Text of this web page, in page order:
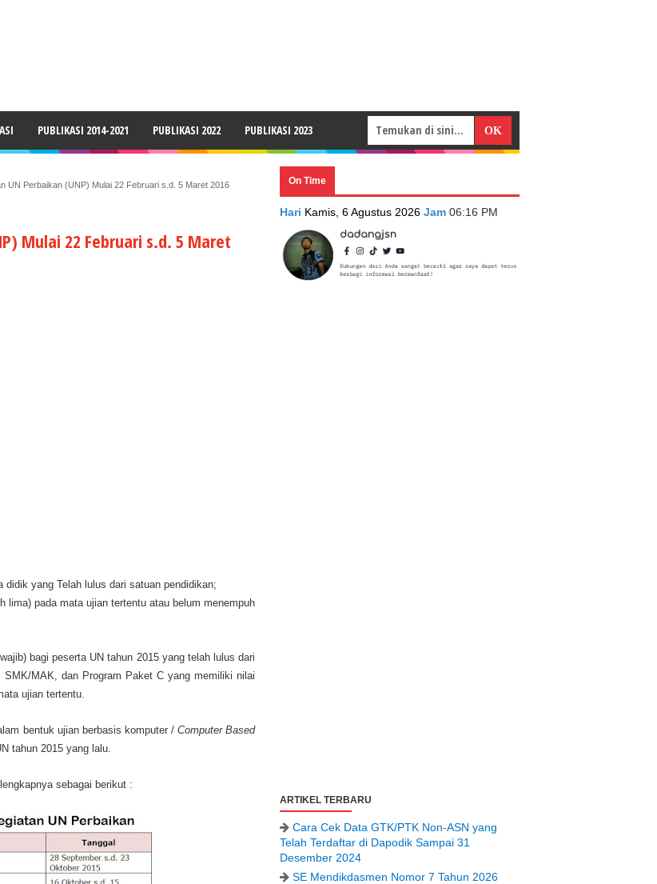
PUBLIKASI 2014-2021 PUBLIKASI 2022 PUBLIKASI 2023
UN Perbaikan (UNP) Mulai 22 Februari s.d. 5 Maret 2016
Mulai 22 Februari s.d. 5 Maret
didik yang Telah lulus dari satuan pendidikan;
lima) pada mata ujian tertentu atau belum menempuh
bagi peserta UN tahun 2015 yang telah lulus dari
MAK, dan Program Paket C yang memiliki nilai
ujian tertentu.
bentuk ujian berbasis komputer / Computer Based
tahun 2015 yang lalu.
sebagai berikut :
On Time
Hari Kamis, 6 Agustus 2026 Jam 06:16 PM
ARTIKEL TERBARU
Cara Cek Data GTK/PTK Non-ASN yang
Telah Terdaftar di Dapodik Sampai 31
Desember 2024
SE Mendikdasmen Nomor 7 Tahun 2026